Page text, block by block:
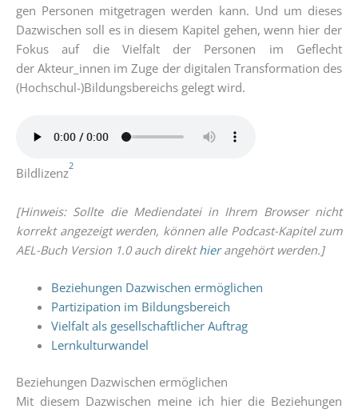
gen Per­so­nen mit­ge­tra­gen wer­den kann. Und um die­ses
Dazwi­schen soll es in die­sem Kapi­tel gehen, wenn hier der
Fokus auf die Viel­falt der Per­so­nen im Geflecht
der Akteur_innen im Zuge der digi­ta­len Trans­for­ma­ti­on des
(Hochschul-)Bildungsbereichs gelegt wird.
Bild­li­zenz2
[Hin­weis: Soll­te die Medi­en­da­tei in Ihrem Brow­ser nicht
kor­rekt ange­zeigt wer­den, kön­nen alle Pod­cast-Kapi­tel zum
AEL-Buch Ver­si­on 1.0 auch direkthierange­hört werden.]
Bezie­hun­gen Dazwi­schen ermöglichen
Par­ti­zi­pa­ti­on im Bildungsbereich
Viel­falt als gesell­schaft­li­cher Auftrag
Lern­kul­tur­wan­del
Beziehungen Dazwischen ermöglichen
Mit die­sem Dazwi­schen mei­ne ich hier die Bezie­hun­gen